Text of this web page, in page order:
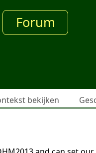
Forum
bekijken